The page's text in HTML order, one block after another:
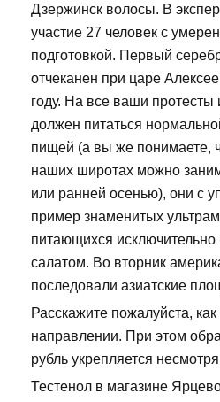
Дзержинск волосы. В
участие 27 человек с
подготовкой. Первый
отчеканен при царе
году. На все ваши протесты
должен питаться
пищей (а вы же понимаете,
наших широтах можно
или ранней осенью), они с
пример знаменитых
питающихся
салатом. Во вторник
последовали азиатские
Расскажите пожалуйста,
направлении. При этом
рубль укрепляется
Тестенол в магазине